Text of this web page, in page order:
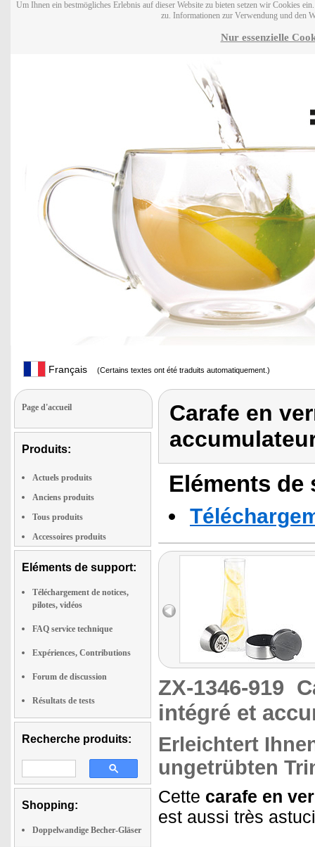
Um Ihnen ein bestmögliches Erlebnis auf dieser Website zu bieten setzen wir Cookies
zu. Informationen zur Verwendung und den
Nur essenzielle
Français (Certains textes ont été traduits automatiquement.)
Page d'accueil
Produits:
Actuels produits
Anciens produits
Tous produits
Accessoires produits
Eléments de support:
Téléchargement de notices,
pilotes, vidéos
FAQ service technique
Expériences, Contributions
Forum de discussion
Résultats de tests
Recherche produits:
Shopping:
Doppelwandige Becher-Gläser
Carafe en
Eléments
ZX-1346-919
intégré et
Erleichtert
ungetrübten
Cette carafe en
est aussi très